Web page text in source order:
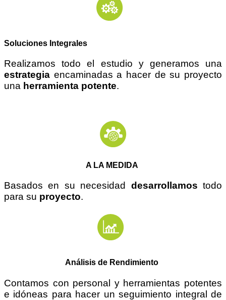
Soluciones Integrales
Realizamos todo el estudio y generamos una
estrategia encaminadas a hacer de su proyecto
una herramienta potente.
A LA MEDIDA
Basados en su necesidad desarrollamos todo
para su proyecto.
Análisis de Rendimiento
Contamos con personal y herramientas potentes
e idóneas para hacer un seguimiento integral de